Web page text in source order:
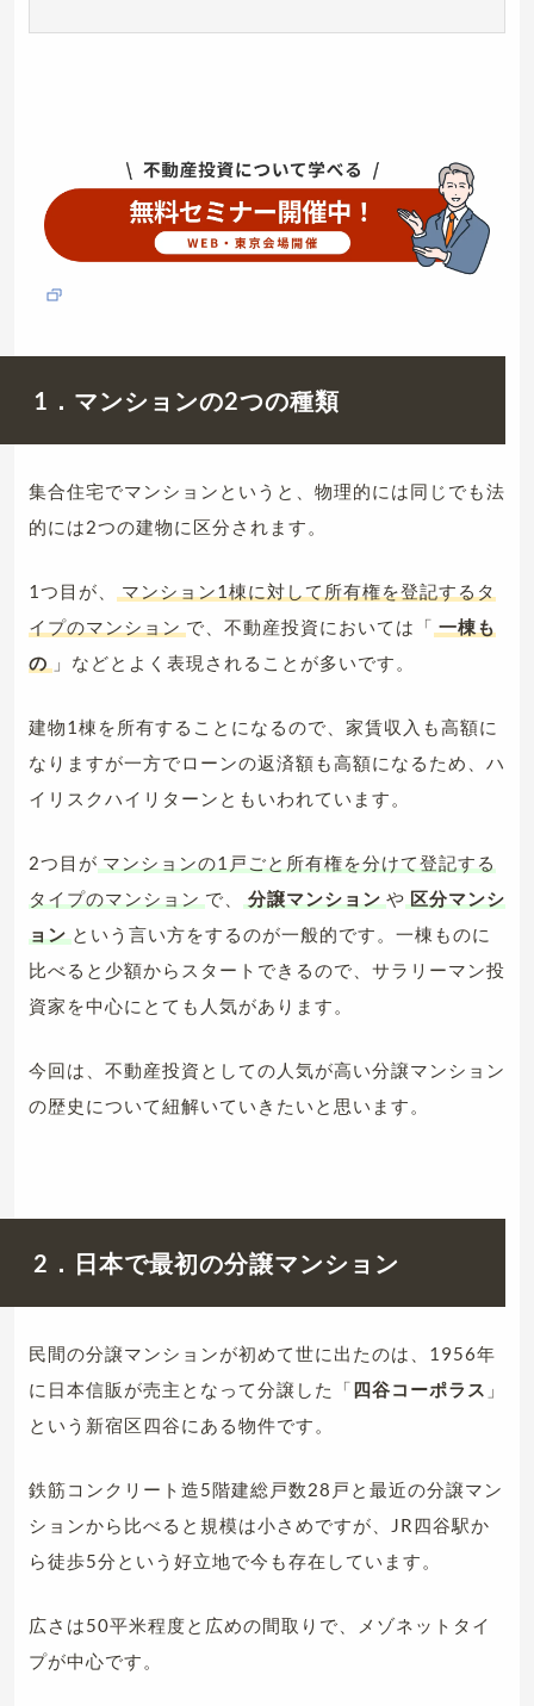
1．マンションの2つの種類
集合住宅でマンションというと、物理的には同じでも法
的には2つの建物に区分されます。
1つ目が、
マンション1棟に対して所有権を登記するタ
イプのマンション で、不動産投資においては「 一棟も
の 」などとよく表現されることが多いです。
建物1棟を所有することになるので、家賃収入も高額に
なりますが一方でローンの返済額も高額になるため、ハ
イリスクハイリターンともいわれています。
2つ目が マンションの1戸ごと所有権を分けて登記する
タイプのマンション で、 分譲マンション や 区分マンシ
ョン という言い方をするのが一般的です。一棟ものに
比べると少額からスタートできるので、サラリーマン投
資家を中心にとても人気があります。
今回は、不動産投資としての人気が高い分譲マンション
の歴史について紐解いていきたいと思います。
2．日本で最初の分譲マンション
民間の分譲マンションが初めて世に出たのは、1956年
に日本信販が売主となって分譲した「四谷コーポラス 」
という新宿区四谷にある物件です。
鉄筋コンクリート造5階建総戸数28戸と最近の分譲マン
ションから比べると規模は小さめですが、JR四谷駅か
ら徒歩5分という好立地で今も存在しています。
広さは50平米程度と広めの間取りで、メゾネットタイ
プが中心です。